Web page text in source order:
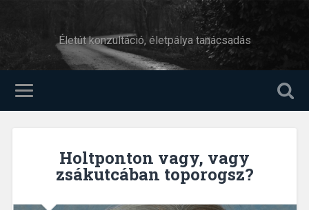
Életút konzultáció, életpálya tanácsadás
Holtponton vagy, vagy
zsákutcában toporogsz?